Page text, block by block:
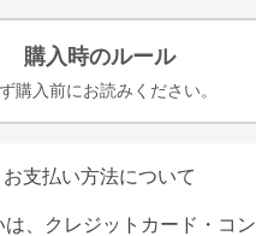
購入時のルール
購入前にお読みください。
お支払い方法について
は、クレジットカード・コン